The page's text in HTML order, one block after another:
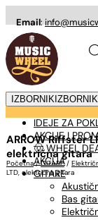
Email:
IZBORNIK IZBORNIK
IDEJE ZA
AKCIJE I
🤠 WHEEL
AKCIJA
GITARE
Bas
ARROW Riffster
električna gitara
Početna/GITARE/
LTD, električna gitara